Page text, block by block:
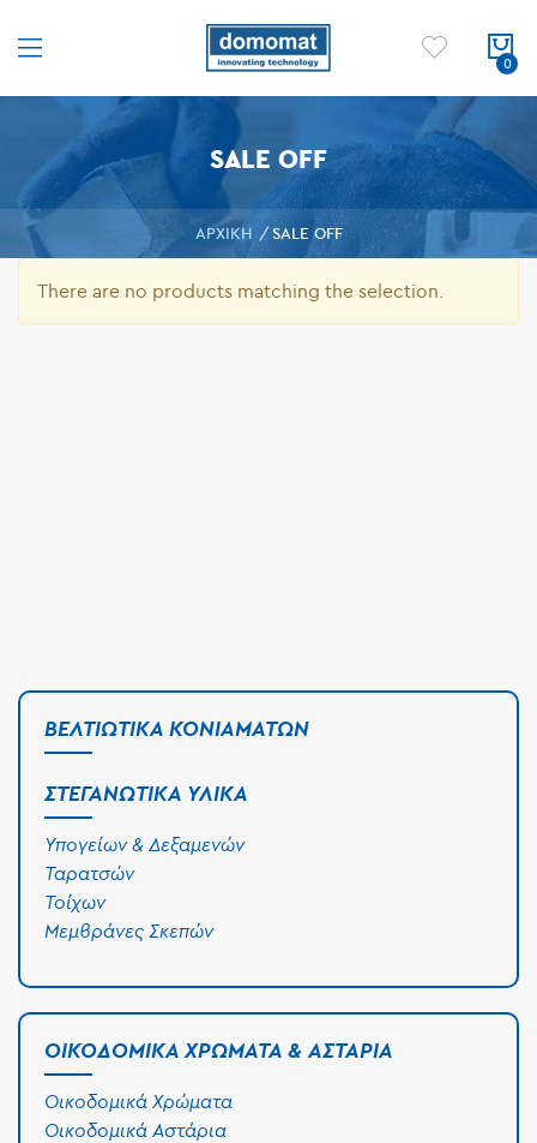
SALE OFF
ΑΡΧΙΚΉ SALE OFF
There are no products matching the selection.
ΒΕΛΤΙΩΤΙΚΆ ΚΟΝΙΑΜΆΤΩΝ
ΣΤΕΓΑΝΩΤΙΚΆ ΥΛΙΚΆ
Υπογείων & Δεξαμενών
Ταρατσών
Τοίχων
Μεμβράνες Σκεπών
ΟΙΚΟΔΟΜΙΚΆ ΧΡΏΜΑΤΑ & ΑΣΤΆΡΙΑ
Οικοδομικά Χρώματα
Οικοδομικά Αστάρια